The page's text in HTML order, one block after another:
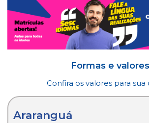
Formas e valores
Confira os valores para sua
Araranguá